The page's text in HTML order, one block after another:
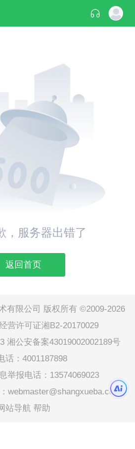
，服务器出错了
返回首页
有限公司 版权所有 ©2009-2026
营许可证湘B2-20170029
湘公安备案43019002002189号
话：4001187898
举报电话：13574069023
webmaster@shangxueba.com
站导航 帮助